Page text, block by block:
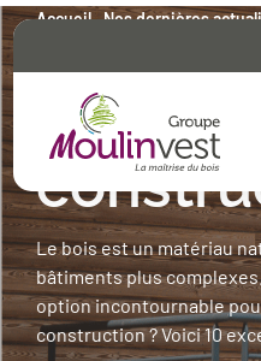
Accueil Nos dernières
Le bois est un matériau
bâtiments plus
option incontournable
construction ? Voici 10